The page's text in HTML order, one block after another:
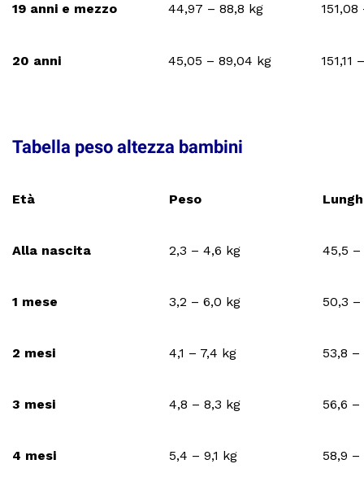
19 anni e mezzo 44,97 – 88,8 kg
20 anni 45,05 – 89,04 kg 151,11
Tabella peso altezza bambini
Età Peso
Alla nascita 2,3 – 4,6 kg 45,5
1 mese 3,2 – 6,0 kg 50,3
2 mesi 4,1 – 7,4 kg 53,8
3 mesi 4,8 – 8,3 kg 56,6
4 mesi 5,4 – 9,1 kg 58,9